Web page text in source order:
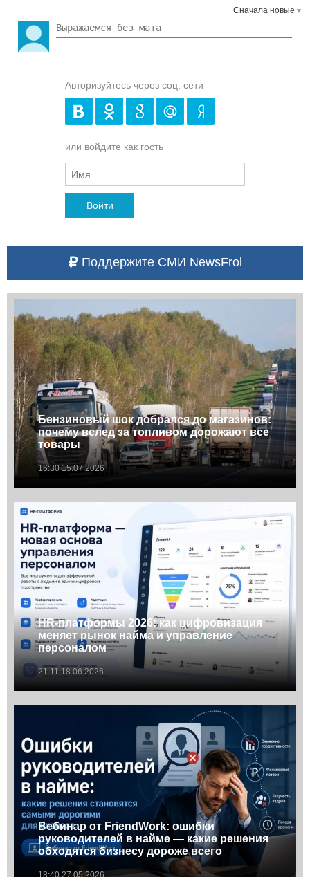
Сначала новые
Авторизуйтесь через соц. сети
или войдите как гость
Войти
Поддержите СМИ NewsFrol
Бензиновый шок добрался до магазинов:
почему вслед за топливом дорожают все
товары
16:30 15.07.2026
HR-платформы 2026: как цифровизация
меняет рынок найма и управление
персоналом
21:11 18.06.2026
Вебинар от FriendWork: ошибки
руководителей в найме — какие решения
обходятся бизнесу дороже всего
18:40 27.05.2026